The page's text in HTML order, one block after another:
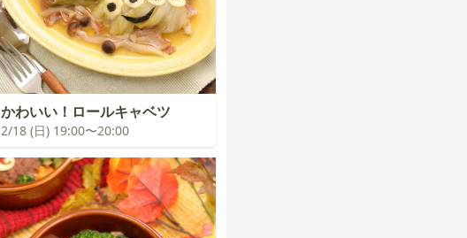
かわいい！ロールキャベツ
2/18 (日) 19:00〜20:00